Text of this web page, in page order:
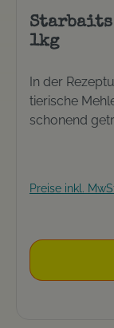
Starbaits
1kg
In der
tierische
schonend
obendrein
attraktiver
einem Platz
den Appetit
hervorragend
Preise inkl.